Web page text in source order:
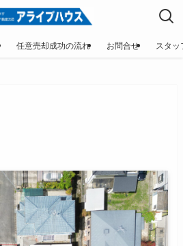
任意売却成功の流れ お問合せ スタ